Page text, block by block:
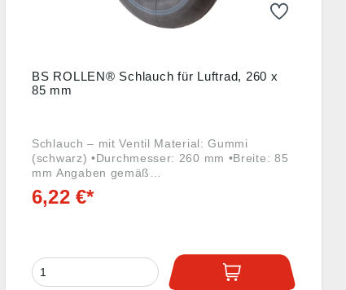
BS ROLLEN® Schlauch für Luftrad, 260 x
85 mm
Schlauch – mit Ventil Material: Gummi
(schwarz) •Durchmesser: 260 mm •Breite: 85
mm Angaben gemäß
Produktsicherheitsverordnung ((EU)
2023/998): BS Rollen GmbH, Rotzkotten 14,
6,22 €*